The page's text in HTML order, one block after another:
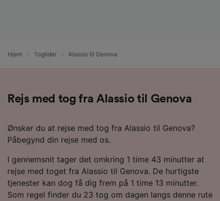
Hjem Togtider Alassio til Genova
Rejs med tog fra Alassio til Genova
Ønsker du at rejse med tog fra Alassio til Genova?
Påbegynd din rejse med os.
I gennemsnit tager det omkring 1 time 43 minutter at
rejse med toget fra Alassio til Genova. De hurtigste
tjenester kan dog få dig frem på 1 time 13 minutter.
Som regel finder du 23 tog om dagen langs denne rute